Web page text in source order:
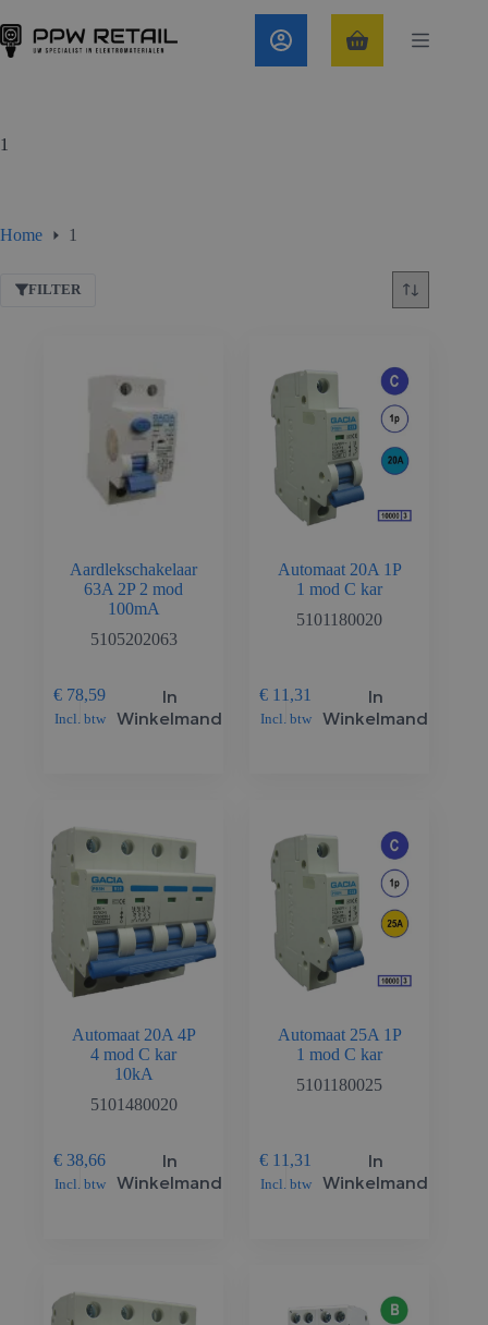
naar
de
Winkelwagen
1
Home 1
FILTER
Aardlekschakelaar
63A 2P 2 mod
100mA
5105202063
€ 78,59
Incl. btw
In
Winkelmand
Automaat 20A 1P
1 mod C kar
5101180020
€ 11,31
Incl. btw
In
Winkelmand
Automaat 20A 4P
4 mod C kar
10kA
5101480020
€ 38,66
Incl. btw
In
Winkelmand
Automaat 25A 1P
1 mod C kar
5101180025
€ 11,31
Incl. btw
In
Winkelmand